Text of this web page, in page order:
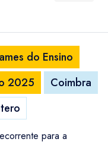
do Ensino
2025
Coimbra
para a